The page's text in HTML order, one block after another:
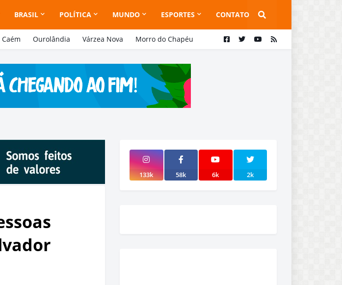
BRASIL POLÍTICA MUNDO ESPORTES CONTATO
Caém Ourolândia Várzea Nova Morro do Chapéu
133k 58k 6k 2k